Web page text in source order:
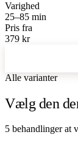
Varighed
25–85 min
Pris fra
379 kr
Alle varianter
Vælg den
5 behandlinger at